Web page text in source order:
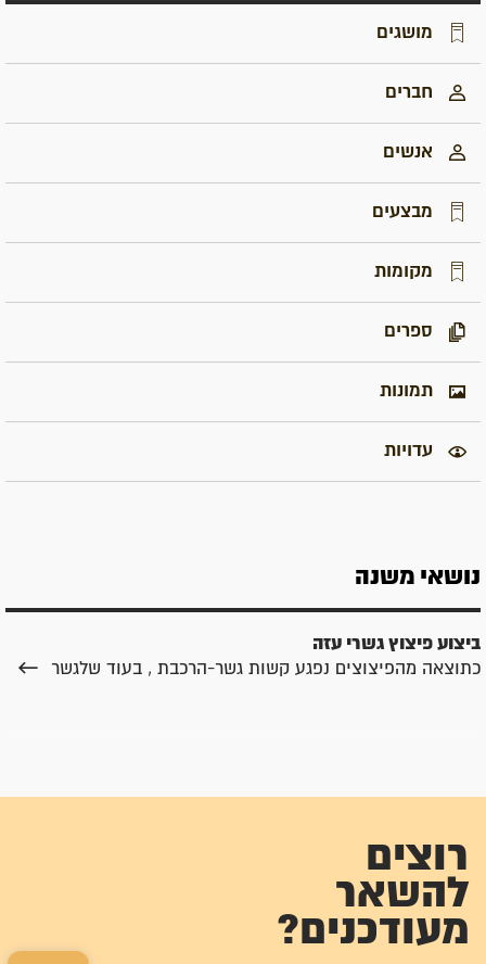
מושגים
חברים
אנשים
מבצעים
מקומות
ספרים
תמונות
עדויות
נושאי משנה
ביצוע פיצוץ גשרי עזה
כתוצאה מהפיצוצים נפגע קשות גשר-הרכבת , בעוד שלגשר
רוצים
להשאר
מעודכנים?